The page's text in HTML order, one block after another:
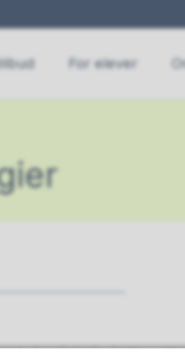
For elever
du det du lette